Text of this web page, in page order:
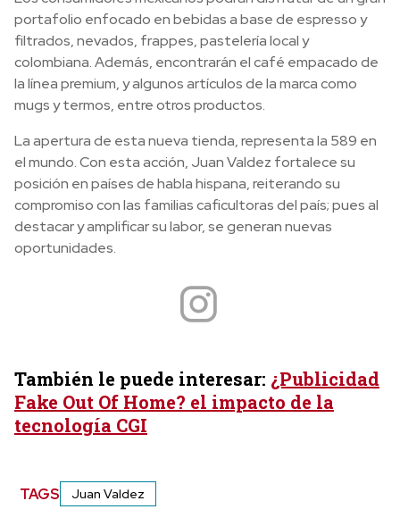
portafolio enfocado en bebidas a base de espresso y
filtrados, nevados, frappes, pastelería local y
colombiana. Además, encontrarán el café empacado de
la línea premium, y algunos artículos de la marca como
mugs y termos, entre otros productos.
La apertura de esta nueva tienda, representa la 589 en
el mundo. Con esta acción, Juan Valdez fortalece su
posición en países de habla hispana, reiterando su
compromiso con las familias caficultoras del país; pues al
destacar y amplificar su labor, se generan nuevas
oportunidades.
También le puede interesar: ¿Publicidad
Fake Out Of Home? el impacto de la
tecnología CGI
TAGS Juan Valdez